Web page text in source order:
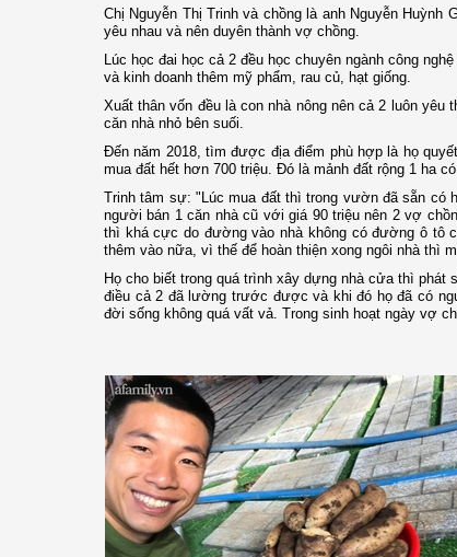
Chị Nguyễn Thị Trinh và chồng là anh Nguyễn
yêu nhau và nên duyên thành vợ chồng.
Lúc học đai học cả 2 đều học chuyên ngành công
và kinh doanh thêm mỹ phẩm, rau củ, hạt giống.
Xuất thân vốn đều là con nhà nông nên cả 2 luôn
căn nhà nhỏ bên suối.
Đến năm 2018, tìm được địa điểm phù hợp là họ
mua đất hết hơn 700 triệu. Đó là mảnh đất rộng 1 ha
Trinh tâm sự: "Lúc mua đất thì trong vườn đã sẵn có
người bán 1 căn nhà cũ với giá 90 triệu nên 2 vợ
thì khá cực do đường vào nhà không có đường ô tô
thêm vào nữa, vì thế để hoàn thiện xong ngôi nhà thì
Họ cho biết trong quá trình xây dựng nhà cửa thì
điều cả 2 đã lường trước được và khi đó họ đã có
đời sống không quá vất vả. Trong sinh hoạt ngày vợ